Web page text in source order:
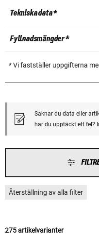
Tekniska data *
Fyllnadsmängder *
* Vi fastställer uppgifterna
Saknar du data eller
har du upptäckt ett fel?
Återställning av alla filter
275 artikelvarianter